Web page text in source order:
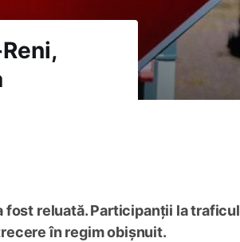
reluată. Participanții la traficul
în regim obișnuit.